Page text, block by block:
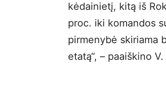
kėdainietį, kitą iš
proc. iki komandos
pirmenybė skiriama
etatą“, – paaiškino